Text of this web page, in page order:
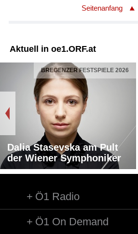
Seitenanfang
Aktuell in oe1.ORF.at
BREGENZER FESTSPIELE 2026
Dalia Stasevska am Pult
der Wiener Symphoniker
Ö1 Radio
Ö1 On Demand